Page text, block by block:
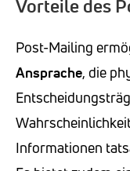
Vorteile des
Post-Mailing
Ansprache, die
Informationen